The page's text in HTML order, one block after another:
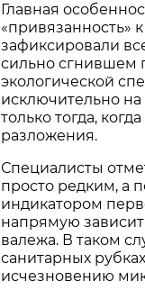
Главная
«привязанность»
зафиксировали
сильно сгнившем
экологической
исключительно
только тогда,
разложения.
Специалисты
просто редким, а
индикатором
напрямую
валежа. В таком
санитарных
исчезновению